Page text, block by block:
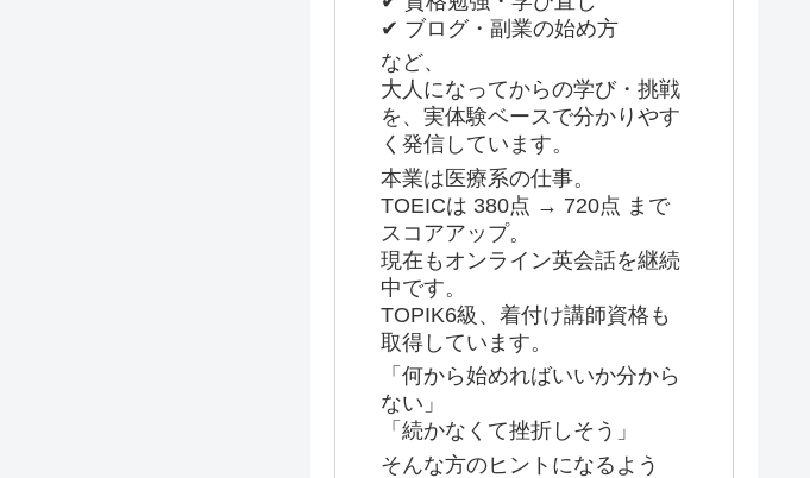
✔ ブログ・副業の始め方
など、
大人になってからの学び・挑戦
を、実体験ベースで分かりやす
く発信しています。
本業は医療系の仕事。
TOEICは 380点 → 720点 まで
スコアアップ。
現在もオンライン英会話を継続
中です。
TOPIK6級、着付け講師資格も
取得しています。
「何から始めればいいか分から
ない」
「続かなくて挫折しそう」
そんな方のヒントになるよう